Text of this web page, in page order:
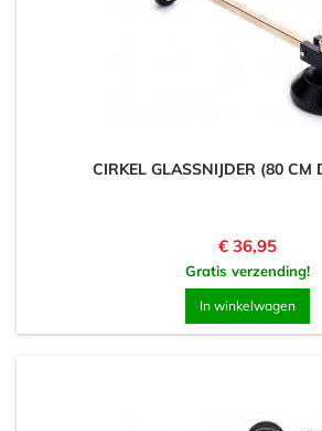
CIRKEL GLASSNIJDER (80 CM
Prijs
€ 36,95
Gratis verzending!
In winkelwagen